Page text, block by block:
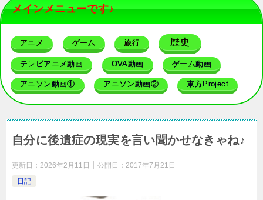
メインメニューです♪
アニメ ゲーム 旅行 歴史
テレビアニメ動画 OVA動画 ゲーム動画
アニソン動画① アニソン動画② 東方Project
自分に後遺症の現実を言い聞かせなきゃね♪
更新日： 2026年2月11日 公開日： 2017年7月21日
日記